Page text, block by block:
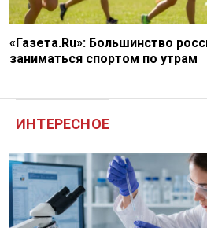
«Газета.Ru»: Большинство
заниматься спортом по утрам
ИНТЕРЕСНОЕ